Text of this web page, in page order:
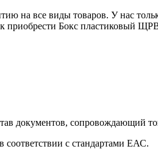
на все виды товаров. У нас
приобрести Бокс пластиковый
документов, сопровождающий
соответствии с стандартами ЕАС.